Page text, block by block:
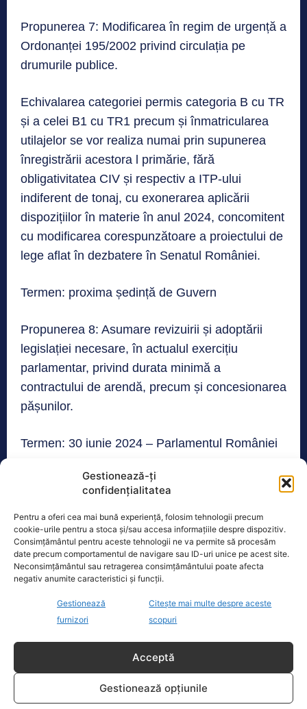
Gestionează-ți
confidențialitatea
Pentru a oferi cea mai bună experiență, folosim tehnologii precum
cookie-urile pentru a stoca și/sau accesa informațiile despre dispozitiv.
Consimțământul pentru aceste tehnologii ne va permite să procesăm
date precum comportamentul de navigare sau ID-uri unice pe acest site.
Neconsimțământul sau retragerea consimțământului poate afecta
negativ anumite caracteristici și funcții.
Gestionează
furnizori
Citește mai multe despre aceste
scopuri
Acceptă
Gestionează opțiunile
Propunerea 7: Modificarea în regim de urgență a
Ordonanței 195/2002 privind circulația pe
drumurile publice.
Echivalarea categoriei permis categoria B cu TR
și a celei B1 cu TR1 precum și înmatricularea
utilajelor se vor realiza numai prin supunerea
înregistrării acestora l primărie, fără
obligativitatea CIV și respectiv a ITP-ului
indiferent de tonaj, cu exonerarea aplicării
dispozițiilor în materie în anul 2024, concomitent
cu modificarea corespunzătoare a proiectului de
lege aflat în dezbatere în Senatul României.
Termen: proxima ședință de Guvern
Propunerea 8: Asumare revizuirii și adoptării
legislației necesare, în actualul exercițiu
parlamentar, privind durata minimă a
contractului de arendă, precum și concesionarea
pășunilor.
Termen: 30 iunie 2024 – Parlamentul României
Propunerea 9: Apa gratuită pentru infrastructura
principală de irigații în anul 2024
Propunerea 10: Subvenționarea a 50% din
costurile suportate cu energia electrică de către
OUAI-uri
Propunerea 11: Modificări legislative 2024.
locale de irigații cu subvenționarea ca și OUAI,